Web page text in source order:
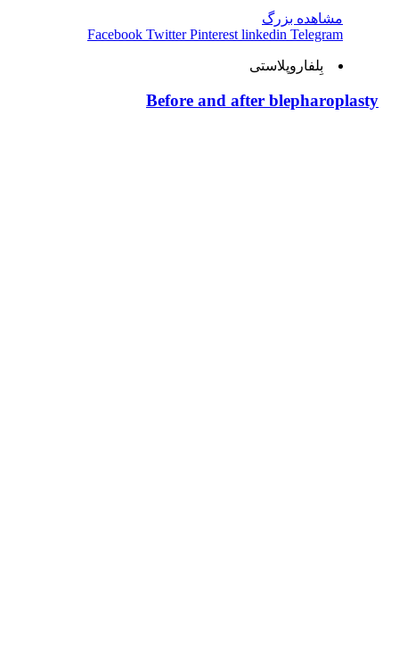
مشاهده بزرگ
Facebook Twitter Pinterest linkedin Telegram
بِلفاروپلاستی
Before and after blepharoplasty